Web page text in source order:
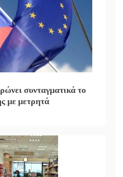
συνταγματικά το
με μετρητά